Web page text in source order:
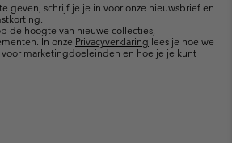
geven, schrijf je je in voor onze nieuwsbrief en
de hoogte van nieuwe collecties,
In onze Privacyverklaring lees je hoe we
marketingdoeleinden en hoe je je kunt